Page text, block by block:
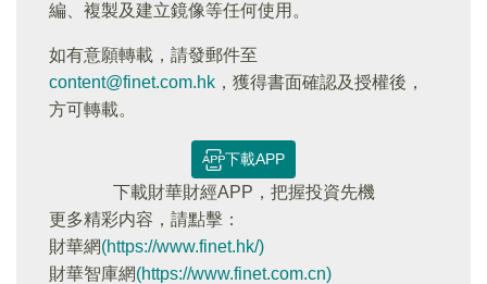
編、複製及建立鏡像等任何使用。
如有意願轉載，請發郵件至
content@finet.com.hk ，獲得書面確認及授權後，
方可轉載。
下載APP
下載財華財經APP，把握投資先機
更多精彩内容，請點擊：
財華網(https://www.finet.hk/)
財華智庫網(https://www.finet.com.cn)